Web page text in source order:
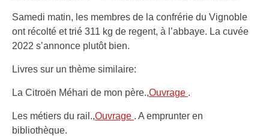
Samedi matin, les membres de la confrérie du Vignoble
ont récolté et trié 311 kg de regent, à l’abbaye. La cuvée
2022 s’annonce plutôt bien.
Livres sur un thème similaire:
La Citroën Méhari de mon père.,Ouvrage .
Les métiers du rail.,Ouvrage . A emprunter en
bibliothèque.